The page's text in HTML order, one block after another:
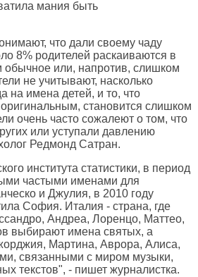
мания быть
что дали своему чаду
8% родителей раскаиваются в
обычное или, напротив, слишком
не учитывают, насколько
на имена детей, и то, что
оригинальным, становится слишком
очень часто сожалеют о том, что
или уступали давлению
Редмонд Сатран.
института статистики, в период
частыми именами для
и Джулия, в 2010 году
София. Италия - страна, где
Андреа, Лоренцо, Маттео,
выбирают имена святых, а
Мартина, Аврора, Алиса,
связанными с миром музыки,
текстов", - пишет журналистка.